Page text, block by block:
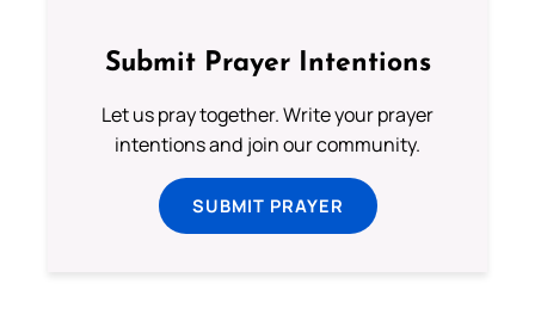
Submit Prayer Intentions
Let us pray together. Write your prayer
intentions and join our community.
SUBMIT PRAYER